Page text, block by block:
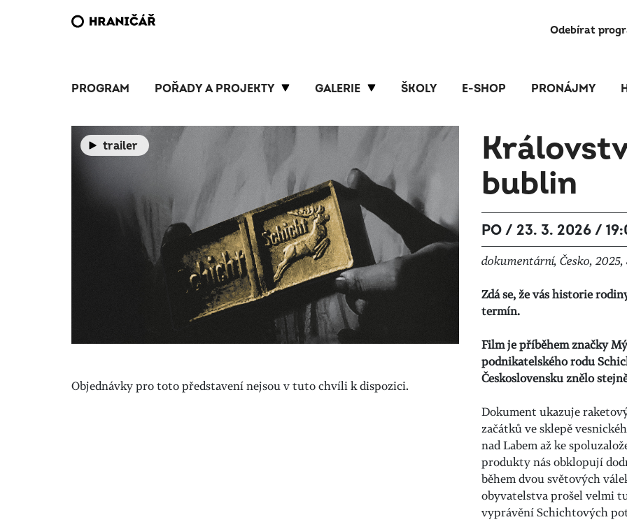
Odebírat
PROGRAM POŘADY A PROJEKTY GALERIE ŠKOLY E-SHOP PRONÁJMY
trailer
bublin
PO / 23. 3. 2026 /
dokumentární, Česko,
Zdá se, že vás historie
termín.
Film je příběhem značky
podnikatelského rodu
Československu znělo
Dokument ukazuje
začátků ve sklepě
nad Labem až ke
produkty nás obklopují
během dvou světových
obyvatelstva prošel velmi
vyprávění Schichtových
Objednávky pro toto představení nejsou v tuto chvíli k dispozici.